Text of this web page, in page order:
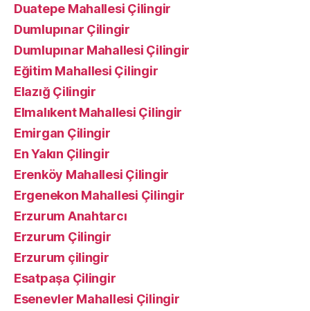
Duatepe Mahallesi Çilingir
Dumlupınar Çilingir
Dumlupınar Mahallesi Çilingir
Eğitim Mahallesi Çilingir
Elazığ Çilingir
Elmalıkent Mahallesi Çilingir
Emirgan Çilingir
En Yakın Çilingir
Erenköy Mahallesi Çilingir
Ergenekon Mahallesi Çilingir
Erzurum Anahtarcı
Erzurum Çilingir
Erzurum çilingir
Esatpaşa Çilingir
Esenevler Mahallesi Çilingir